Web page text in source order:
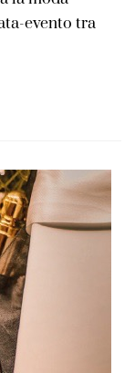
evento tra